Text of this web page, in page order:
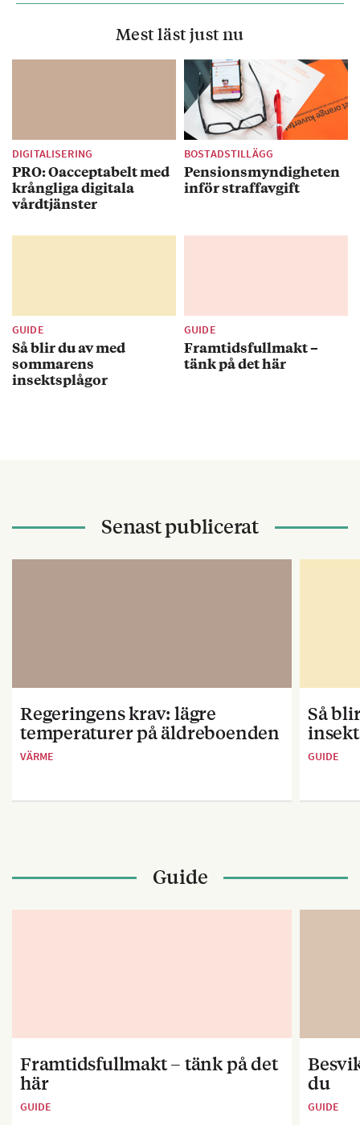
Mest läst just nu
DIGITALISERING
PRO: Oacceptabelt med
krångliga digitala
vårdtjänster
BOSTADSTILLÄGG
Pensionsmyndigheten
inför straffavgift
GUIDE
Så blir du av med
sommarens
insektsplågor
GUIDE
Framtidsfullmakt –
tänk på det här
Senast publicerat
Regeringens krav: lägre
temperaturer på äldreboenden
VÄRME
Så
GUIDE
Guide
Framtidsfullmakt – tänk på det
här
GUIDE
du
GUIDE